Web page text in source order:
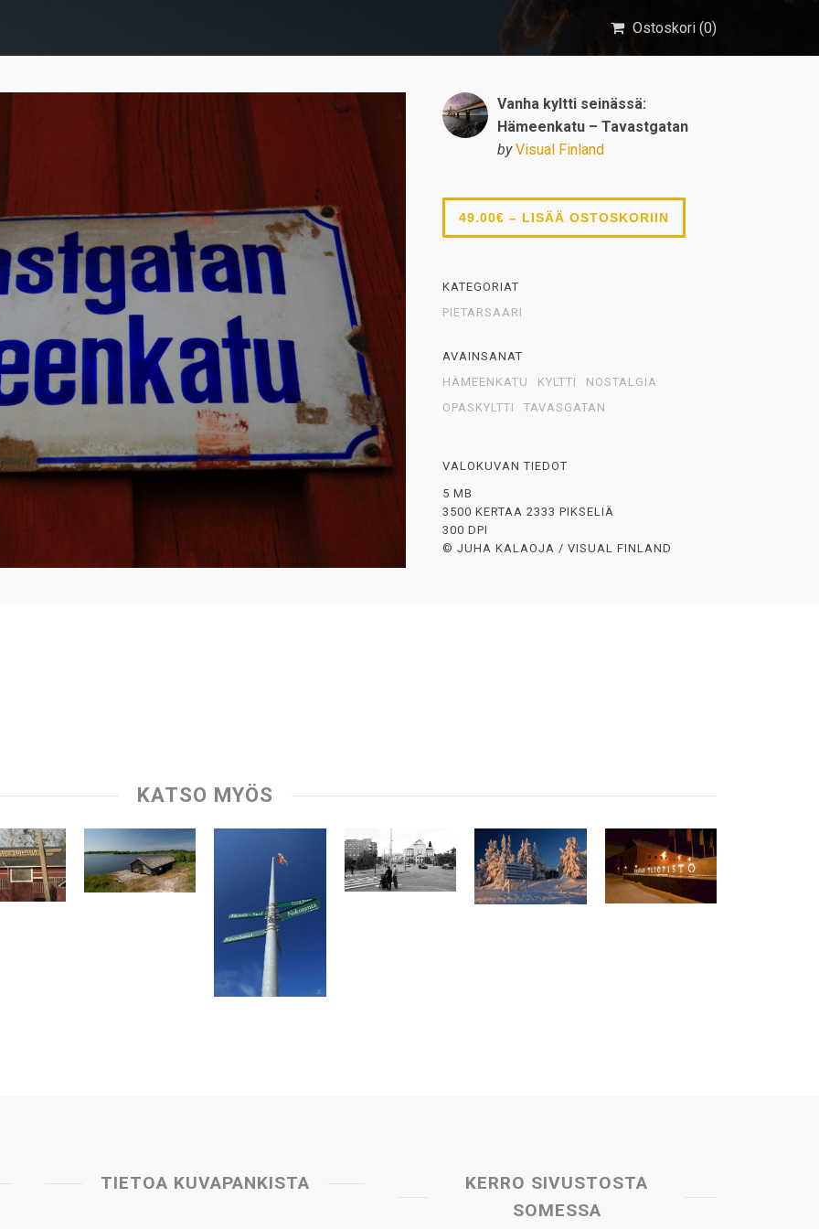
Ostoskori (0)
Vanha kyltti seinässä:
Hämeenkatu – Tavastgatan
by Visual Finland
49.00€ – LISÄÄ OSTOSKORIIN
KATEGORIAT
PIETARSAARI
AVAINSANAT
HÄMEENKATU
KYLTTI
NOSTALGIA
OPASKYLTTI
TAVASGATAN
VALOKUVAN TIEDOT
5 MB
3500 KERTAA 2333 PIKSELIÄ
300 DPI
© JUHA KALAOJA / VISUAL FINLAND
KATSO MYÖS
TIETOA KUVAPANKISTA
KERRO SIVUSTOSTA
SOMESSA